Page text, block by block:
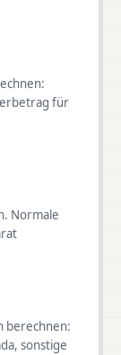
für
Normale
berechnen:
sonstige